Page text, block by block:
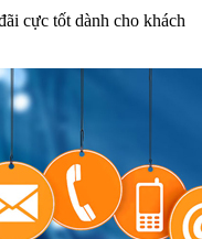
cực tốt dành cho khách